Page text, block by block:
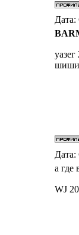
а где
WJ